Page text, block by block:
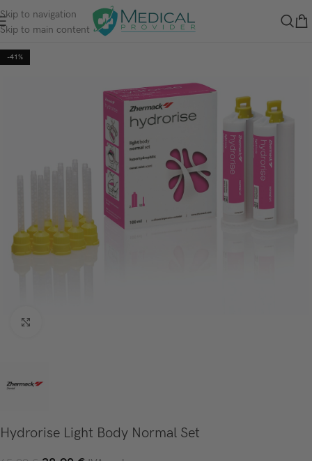
Skip to navigation
Skip to main content
-41%
Hydrorise Light Body Normal Set